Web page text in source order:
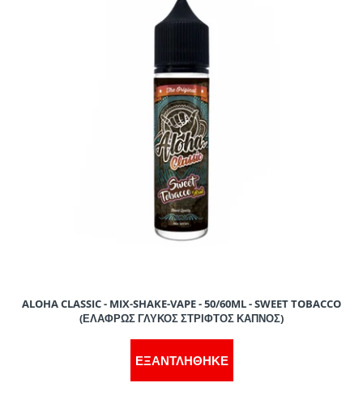
25
ALOHA CLASSIC - MIX-SHAKE-VAPE - 50/60ML - SWEET TOBACCO
(ΕΛΑΦΡΩΣ ΓΛΥΚΟΣ ΣΤΡΙΦΤΟΣ ΚΑΠΝΟΣ)
ΕΞΑΝΤΛΗΘΗΚΕ